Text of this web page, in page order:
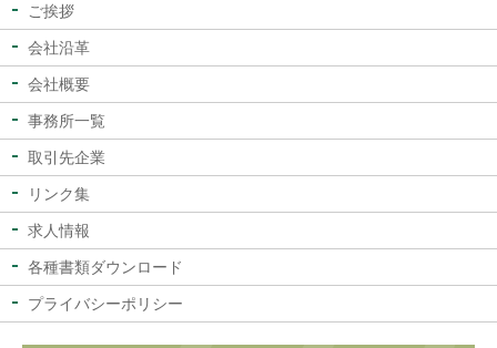
ご挨拶
会社沿革
会社概要
事務所一覧
取引先企業
リンク集
求人情報
各種書類ダウンロード
プライバシーポリシー